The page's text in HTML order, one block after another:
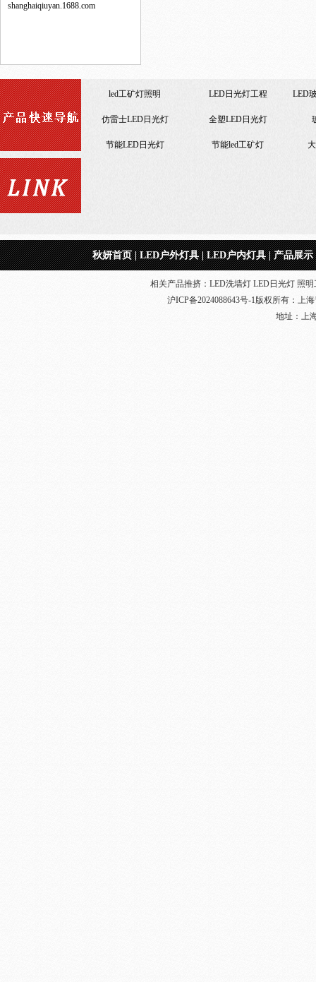
shanghaiqiuyan.1688.com
led工矿灯照明 LED日光灯工程 LED
仿雷士LED日光灯 全塑LED日光灯
节能LED日光灯 节能led工矿灯
秋妍首页|LED户外灯具|LED户内灯具|产品展示
相关产品推挤：LED洗墙灯 LED日光灯 照
沪ICP备2024088643号-1版权所有： 上
地址：上